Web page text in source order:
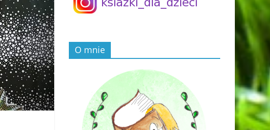
O mnie